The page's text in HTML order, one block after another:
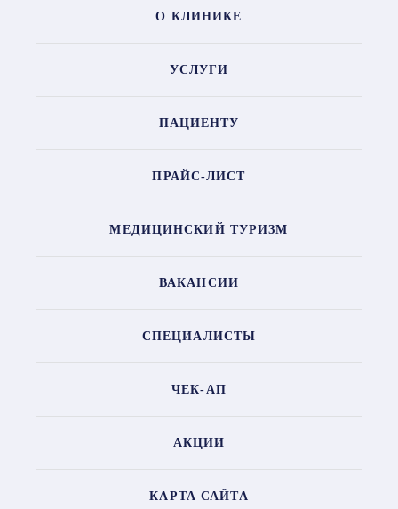
О КЛИНИКЕ
УСЛУГИ
ПАЦИЕНТУ
ПРАЙС-ЛИСТ
МЕДИЦИНСКИЙ ТУРИЗМ
ВАКАНСИИ
СПЕЦИАЛИСТЫ
ЧЕК-АП
АКЦИИ
КАРТА САЙТА